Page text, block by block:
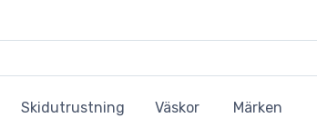
Skidutrustning Väskor Märken